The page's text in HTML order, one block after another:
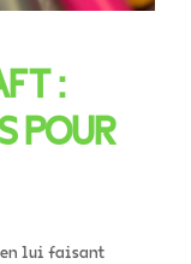
:
POUR
en lui faisant